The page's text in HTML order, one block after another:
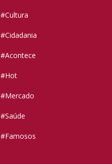
#Cultura
#Cidadania
#Acontece
#Hot
#Mercado
#Saúde
#Famosos